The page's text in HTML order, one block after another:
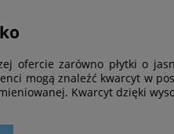
ofercie zarówno płytki o
mogą znaleźć kwarcyt w
Kwarcyt dzięki